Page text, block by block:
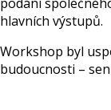
podání
hlavních výstupů.
Workshop byl
budoucnosti –